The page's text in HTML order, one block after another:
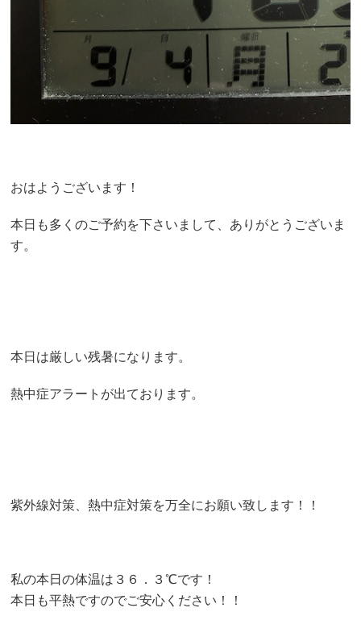
おはようございます！
本日も多くのご予約を下さいまして、ありがとうございま
す。
本日は厳しい残暑になります。
熱中症アラートが出ております。
紫外線対策、熱中症対策を万全にお願い致します！！
私の本日の体温は３６．３℃です！
本日も平熱ですのでご安心ください！！